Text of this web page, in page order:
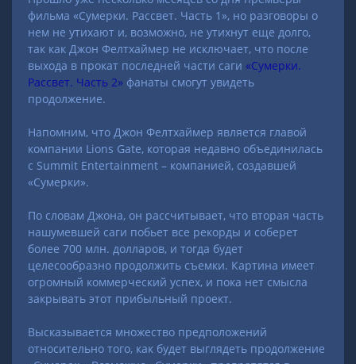
фильма «Сумерки. Рассвет. Часть 1», но разговоры о
нем не утихают и, возможно, не утихнут еще долго,
так как Джон Фелтхаймер не исключает, что после
выхода в прокат последней части саги «Сумерки.
Рассвет. Часть 2» фанаты смогут увидеть
продолжение.
Напомним, что Джон Фелтхаймер является главой
компании Lions Gate, которая недавно объединилась
с Summit Entertainment – компанией, создавшей
«Сумерки».
По словам Джона, он рассчитывает, что вторая часть
нашумевшей саги побьет все рекорды и соберет
более 700 млн. долларов, и тогда будет
целесообразно продолжить съемки. Картина имеет
огромный коммерческий успех, и пока нет смысла
закрывать этот прибыльный проект.
Высказывается множество предположений
относительно того, как будет выглядеть продолжение